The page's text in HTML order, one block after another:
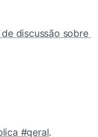
discussão sobre
#geral.